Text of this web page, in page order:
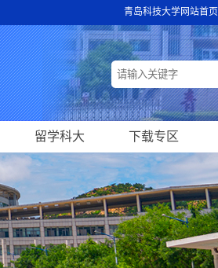
青岛科技大学网站首页
留学科大 下载专区